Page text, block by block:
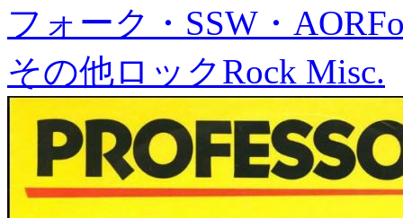
フォーク・SSW・AOR
その他ロックRock Misc.